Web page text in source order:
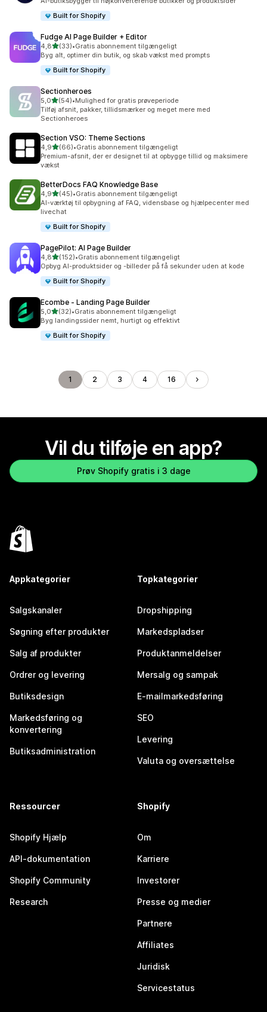
Built for Shopify
Fudge AI Page Builder + Editor
4,8ud af 5 stjerner
(33)
33 anmeldelser i alt
•Gratis abonnement tilgængeligt
Byg alt, optimer din butik, og skab vækst med prompts
Built for Shopify
Sectionheroes
5,0ud af 5 stjerner
(54)
54 anmeldelser i alt
•Mulighed for gratis prøveperiode
Tilføj afsnit, pakker, tillidsmærker og meget mere med
Sectionheroes
Section VSO: Theme Sections
4,9ud af 5 stjerner
(66)
66 anmeldelser i alt
•Gratis abonnement tilgængeligt
Premium-afsnit, der er designet til at opbygge tillid og maksimere
vækst
BetterDocs FAQ Knowledge Base
4,9ud af 5 stjerner
(45)
45 anmeldelser i alt
•Gratis abonnement tilgængeligt
AI-værktøj til opbygning af FAQ, vidensbase og hjælpecenter med
livechat
Built for Shopify
PagePilot: AI Page Builder
4,8ud af 5 stjerner
(152)
152 anmeldelser i alt
•Gratis abonnement tilgængeligt
Opbyg AI-produktsider og -billeder på få sekunder uden at kode
Built for Shopify
Ecombe ‑ Landing Page Builder
5,0ud af 5 stjerner
(32)
32 anmeldelser i alt
•Gratis abonnement tilgængeligt
Byg landingssider nemt, hurtigt og effektivt
Built for Shopify
1 2 3 4 16
Vil du tilføje en app?
Prøv Shopify gratis i 3 dage
Appkategorier
Salgskanaler
Søgning efter produkter
Salg af produkter
Ordrer og levering
Butiksdesign
Markedsføring og
konvertering
Butiksadministration
Topkategorier
Dropshipping
Markedspladser
Produktanmeldelser
Mersalg og sampak
E-mailmarkedsføring
SEO
Levering
Valuta og oversættelse
Ressourcer
Shopify Hjælp
API-dokumentation
Shopify Community
Research
Shopify
Om
Karriere
Investorer
Presse og medier
Partnere
Affiliates
Juridisk
Servicestatus